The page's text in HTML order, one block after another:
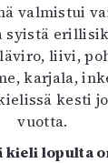
valmistui
syistä
liivi,
karjala,
kesti
vuotta.
kieli lopulta